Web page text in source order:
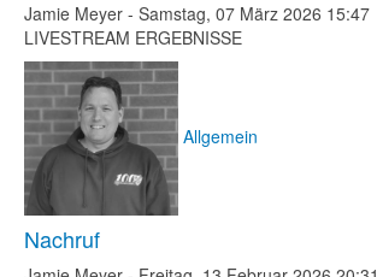
Jamie Meyer - Samstag, 07 März 2026 15:47
LIVESTREAM ERGEBNISSE
Allgemein
Nachruf